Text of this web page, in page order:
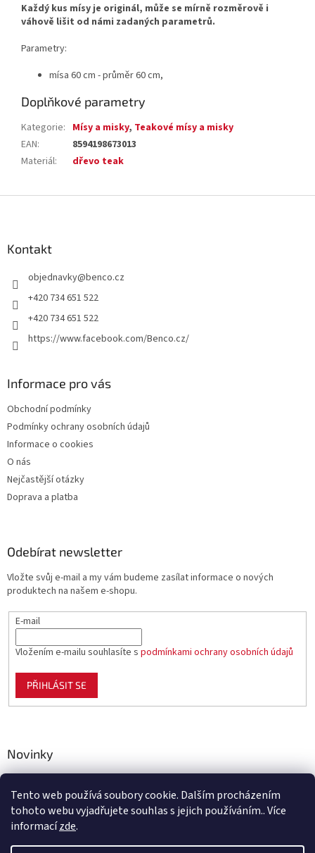
Tento web používá soubory cookie. Dalším procházením
tohoto webu vyjadřujete souhlas s jejich používáním.. Více
informacízde.
Každý kus mísy je originál, může se mírně rozměrově i
váhově lišit od námi zadaných parametrů.
Parametry:
mísa 60 cm - průměr 60 cm,
Doplňkové parametry
Kategorie: Mísy a misky, Teakové mísy a misky
EAN:
8594198673013
Materiál: dřevo teak
Kontakt
objednavky@benco.cz
+420 734 651 522
+420 734 651 522
https://www.facebook.com/Benco.cz/
Informace pro vás
Obchodní podmínky
Podmínky ochrany osobních údajů
Informace o cookies
O nás
Nejčastější otázky
Doprava a platba
Odebírat newsletter
Vložte svůj e-mail a my vám budeme zasílat informace o nových
produktech na našem e-shopu.
E-mail
Vložením e-mailu souhlasíte s podmínkami ochrany osobních údajů
PŘIHLÁSIT SE
Novinky
zahradu, chov i domácnost